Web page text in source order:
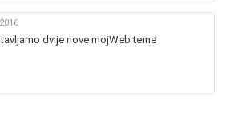
dvije nove mojWeb teme